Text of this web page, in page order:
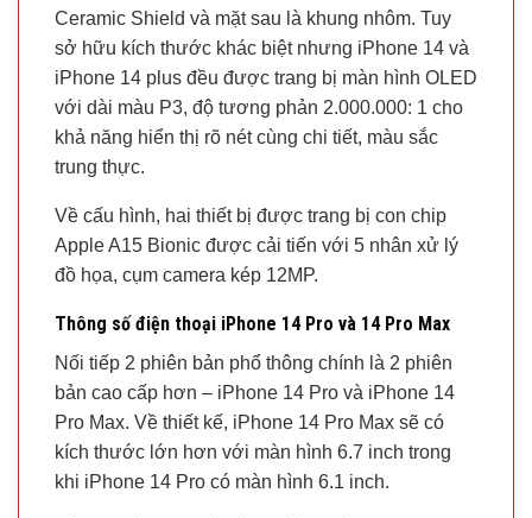
Ceramic Shield và mặt sau là khung nhôm. Tuy
sở hữu kích thước khác biệt nhưng iPhone 14 và
iPhone 14 plus đều được trang bị màn hình OLED
với dài màu P3, độ tương phản 2.000.000: 1 cho
khả năng hiển thị rõ nét cùng chi tiết, màu sắc
trung thực.
Về cấu hình, hai thiết bị được trang bị con chip
Apple A15 Bionic được cải tiến với 5 nhân xử lý
đồ họa, cụm camera kép 12MP.
Thông số điện thoại iPhone 14 Pro và 14 Pro Max
Nối tiếp 2 phiên bản phổ thông chính là 2 phiên
bản cao cấp hơn – iPhone 14 Pro và iPhone 14
Pro Max. Về thiết kế, iPhone 14 Pro Max sẽ có
kích thước lớn hơn với màn hình 6.7 inch trong
khi iPhone 14 Pro có màn hình 6.1 inch.